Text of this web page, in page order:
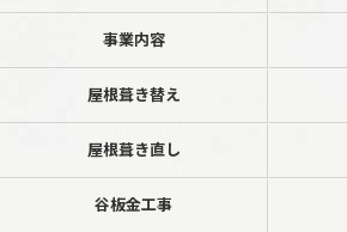
事業内容
屋根葺き替え
屋根葺き直し
谷板金工事